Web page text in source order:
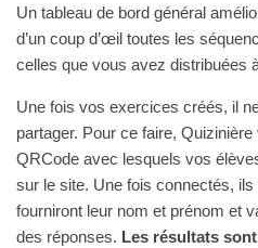
Un tableau de bord général
d’un coup d’œil toutes les
celles que vous avez distribuées
Une fois vos exercices créés, il
partager. Pour ce faire,
QRCode avec lesquels vos
sur le site. Une fois connectés, ils
fourniront leur nom et prénom et
des réponses. Les résultats